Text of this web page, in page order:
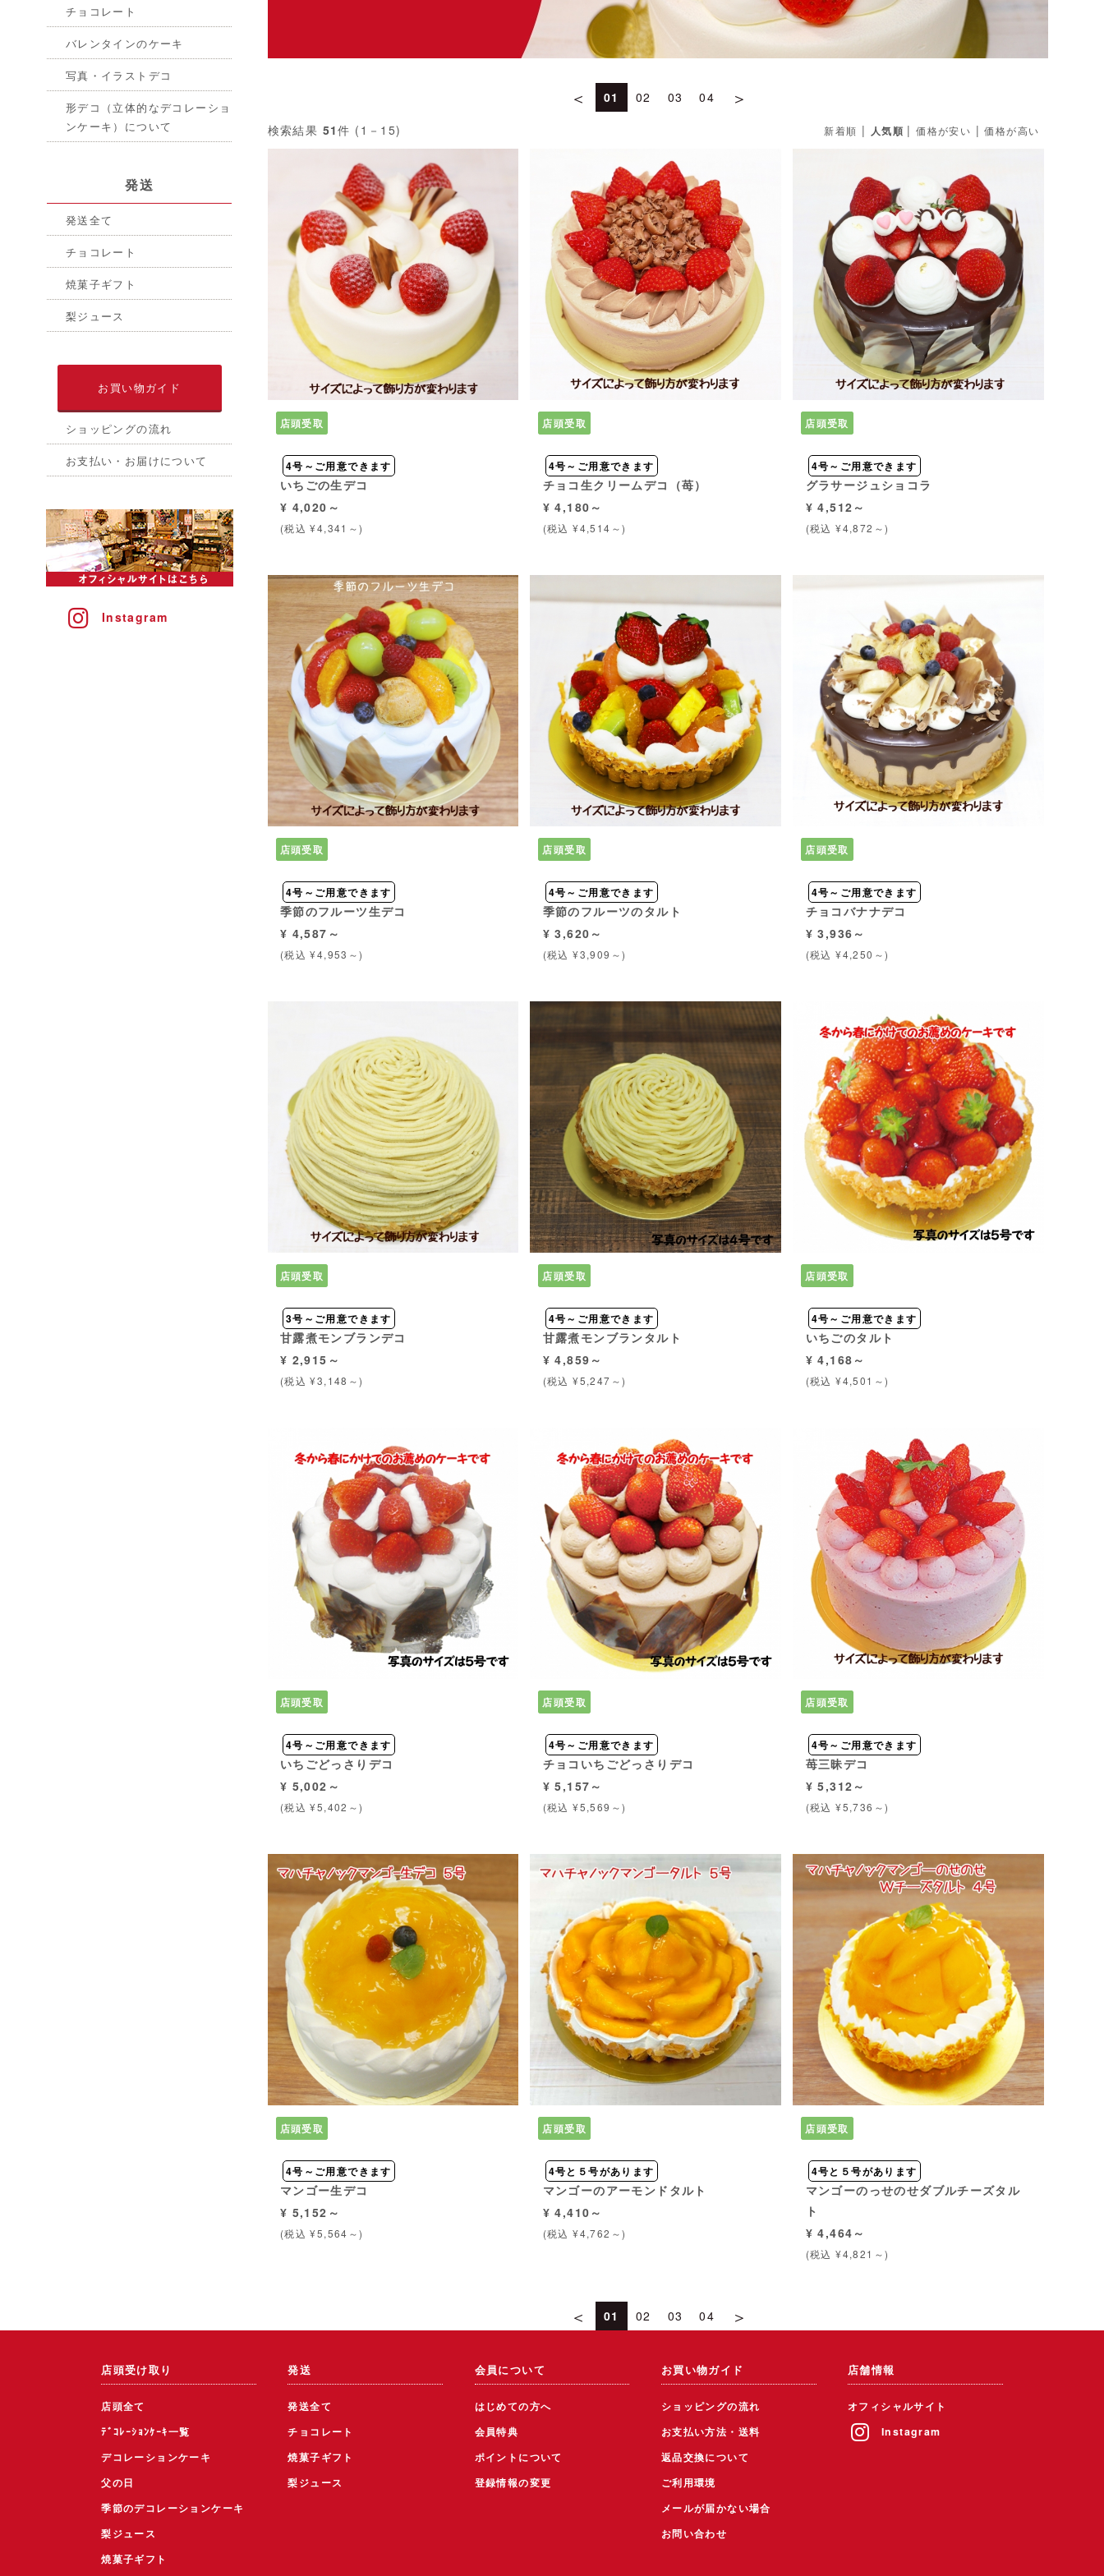
チョコレート
バレンタインのケーキ
写真・イラストデコ
形デコ（立体的なデコレーショ
ンケーキ）について
発送
発送全て
チョコレート
焼菓子ギフト
梨ジュース
お買い物ガイド
ショッピングの流れ
お支払い・お届けについて
Instagram
＜ 01 02 03 04 ＞
検索結果 51件 (1－15) 新着順 | 人気順 |価格が安い |価格が高い
店頭受取
4号～ご用意できます
いちごの生デコ
¥ 4,020～
(税込 ¥4,341～)
店頭受取
4号～ご用意できます
チョコ生クリームデコ（苺）
¥ 4,180～
(税込 ¥4,514～)
店頭受取
4号～ご用意できます
グラサージュショコラ
¥ 4,512～
(税込 ¥4,872～)
店頭受取
4号～ご用意できます
季節のフルーツ生デコ
¥ 4,587～
(税込 ¥4,953～)
店頭受取
4号～ご用意できます
季節のフルーツのタルト
¥ 3,620～
(税込 ¥3,909～)
店頭受取
4号～ご用意できます
チョコバナナデコ
¥ 3,936～
(税込 ¥4,250～)
店頭受取
3号～ご用意できます
甘露煮モンブランデコ
¥ 2,915～
(税込 ¥3,148～)
店頭受取
4号～ご用意できます
甘露煮モンブランタルト
¥ 4,859～
(税込 ¥5,247～)
店頭受取
4号～ご用意できます
いちごのタルト
¥ 4,168～
(税込 ¥4,501～)
店頭受取
4号～ご用意できます
いちごどっさりデコ
¥ 5,002～
(税込 ¥5,402～)
店頭受取
4号～ご用意できます
チョコいちごどっさりデコ
¥ 5,157～
(税込 ¥5,569～)
店頭受取
4号～ご用意できます
苺三昧デコ
¥ 5,312～
(税込 ¥5,736～)
店頭受取
4号～ご用意できます
マンゴー生デコ
¥ 5,152～
(税込 ¥5,564～)
店頭受取
4号と５号があります
マンゴーのアーモンドタルト
¥ 4,410～
(税込 ¥4,762～)
店頭受取
4号と５号があります
マンゴーのっせのせダブルチーズタル
ト
¥ 4,464～
(税込 ¥4,821～)
＜ 01 02 03 04 ＞
店頭受け取り
店頭全て
ﾃﾞｺﾚｰｼｮﾝｹｰｷ一覧
デコレーションケーキ
父の日
季節のデコレーションケーキ
梨ジュース
焼菓子ギフト
発送
発送全て
チョコレート
焼菓子ギフト
梨ジュース
会員について
はじめての方へ
会員特典
ポイントについて
登録情報の変更
お買い物ガイド
ショッピングの流れ
お支払い方法・送料
返品交換について
ご利用環境
メールが届かない場合
お問い合わせ
店舗情報
オフィシャルサイト
Instagram